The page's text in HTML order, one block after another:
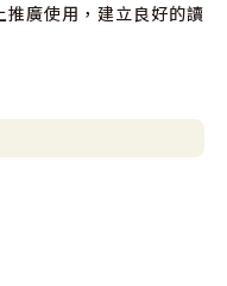
廣使用，建立良好的讀